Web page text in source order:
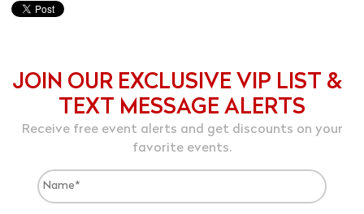
JOIN OUR EXCLUSIVE VIP LIST &
TEXT MESSAGE ALERTS
Receive free event alerts and get discounts on your
favorite events.